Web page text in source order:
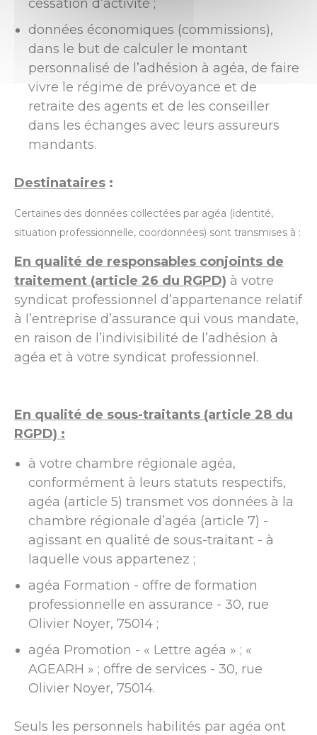
cessation d’activité ;
données économiques (commissions),
dans le but de calculer le montant
personnalisé de l’adhésion à agéa, de faire
vivre le régime de prévoyance et de
retraite des agents et de les conseiller
dans les échanges avec leurs assureurs
mandants.
Destinataires :
Certaines des données collectées par agéa (identité,
situation professionnelle, coordonnées) sont transmises à :
En qualité de responsables conjoints de
traitement (article 26 du RGPD) à votre
syndicat professionnel d’appartenance relatif
à l’entreprise d’assurance qui vous mandate,
en raison de l’indivisibilité de l’adhésion à
agéa et à votre syndicat professionnel.
En qualité de sous-traitants (article 28 du
RGPD) :
à votre chambre régionale agéa,
conformément à leurs statuts respectifs,
agéa (article 5) transmet vos données à la
chambre régionale d’agéa (article 7) -
agissant en qualité de sous-traitant - à
laquelle vous appartenez ;
agéa Formation - offre de formation
professionnelle en assurance - 30, rue
Olivier Noyer, 75014 ;
agéa Promotion - « Lettre agéa » ; «
AGEARH » ; offre de services - 30, rue
Olivier Noyer, 75014.
Seuls les personnels habilités par agéa ont